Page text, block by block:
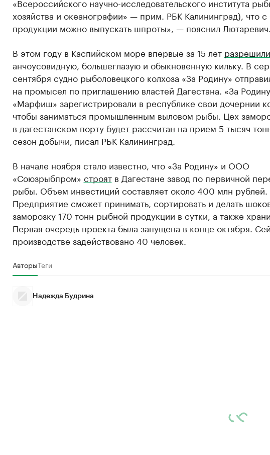
хозяйства и океанографии» — прим. РБК Калининград), что с
продукции можно выпускать шпроты», — пояснил Лютаревич.
В этом году в Каспийском море впервые за 15 лет разрешили
анчоусовидную, большеглазую и обыкновенную кильку. В
сентября судно рыболовецкого колхоза «За Родину»
на промысел по приглашению властей Дагестана. «За
«Марфиш» зарегистрировали в республике свои дочернии
чтобы заниматься промышленным выловом рыбы. Цех
в дагестанском порту будет рассчитан на прием 5 тысяч
сезон добычи, писал РБК Калининград.
В начале ноября стало известно, что «За Родину» и ООО
«Союзрыбпром» строятв Дагестане завод по первичной
рыбы. Объем инвестиций составляет около 400 млн рублей.
Предприятие сможет принимать, сортировать и делать
заморозку 170 тонн рыбной продукции в сутки, а также
Первая очередь проекта была запущена в конце октября.
производстве задействовано 40 человек.
АвторыТеги
Надежда Будрина